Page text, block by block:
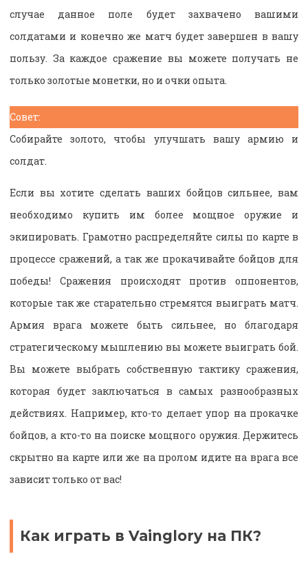
случае данное поле будет захвачено вашими
солдатами и конечно же матч будет завершен в вашу
пользу. За каждое сражение вы можете получать не
только золотые монетки, но и очки опыта.
Совет:
Собирайте золото, чтобы улучшать вашу армию и
солдат.
Если вы хотите сделать ваших бойцов сильнее, вам
необходимо купить им более мощное оружие и
экипировать. Грамотно распределяйте силы по карте в
процессе сражений, а так же прокачивайте бойцов для
победы! Сражения происходят против оппонентов,
которые так же старательно стремятся выиграть матч.
Армия врага можете быть сильнее, но благодаря
стратегическому мышлению вы можете выиграть бой.
Вы можете выбрать собственную тактику сражения,
которая будет заключаться в самых разнообразных
действиях. Например, кто-то делает упор на прокачке
бойцов, а кто-то на поиске мощного оружия. Держитесь
скрытно на карте или же на пролом идите на врага все
зависит только от вас!
Как играть в Vainglory на ПК?